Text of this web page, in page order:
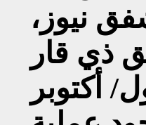
نيوز،
ذي قار
أكتوبر